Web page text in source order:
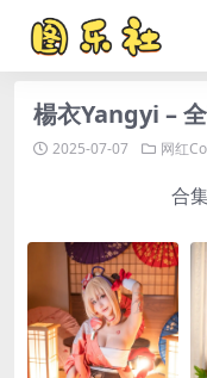
楊衣Yangyi –
2025-07-07 网红
合